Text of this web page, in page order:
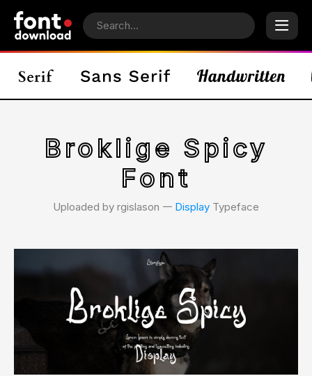
Broklige Spicy
Font
Uploaded by rgislason 𑁋 Display Typeface